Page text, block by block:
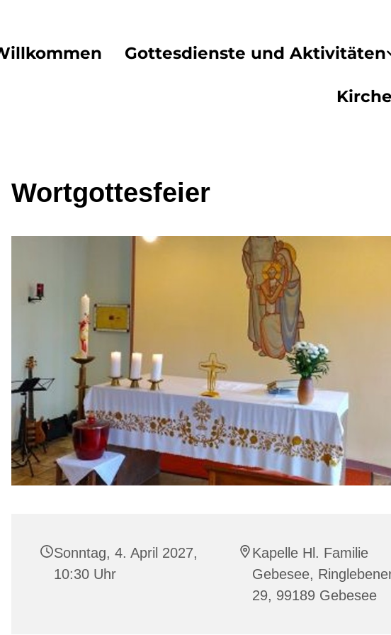
Gottesdienste und Aktivitäten
Wortgottesfeier
Sonntag, 4. April 2027,
10:30 Uhr
Kapelle Hl. Familie
Gebesee,
29, 99189 Gebesee